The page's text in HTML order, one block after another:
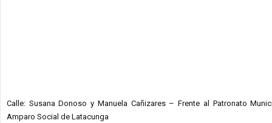
Calle: Susana Donoso y Manuela Cañizares – Frente al Patronato
Amparo Social de Latacunga